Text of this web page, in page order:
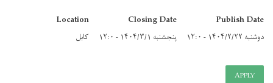
Publish Date
دوشنبه ۱۴۰۴/۲/۲۲ - ۱۲:۰
Closing Date
پنجشنبه ۱۴۰۴/۳/۱ - ۱۲:۰
Location
کابل
APPLY